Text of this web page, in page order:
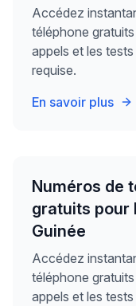
Accédez
téléphone
appels et les
requise.
En savoir plus
Numéros de
gratuits pour
Guinée
Accédez
téléphone
appels et les